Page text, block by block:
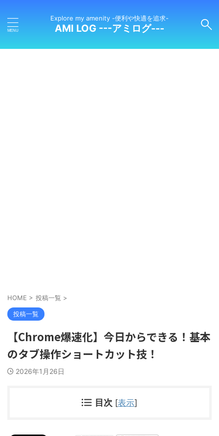
Explore my amenity -便利や快適を追求-
AMI LOG ---アミログ---
HOME > 投稿一覧 >
投稿一覧
【Chrome爆速化】今日からできる！基本
のタブ操作ショートカット技！
2026年1月26日
目次 [表示]